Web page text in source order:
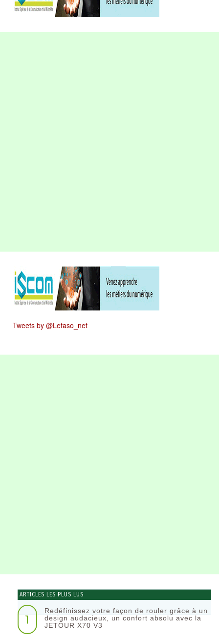
Tweets by @Lefaso_net
ARTICLES LES PLUS LUS
1
Redéfinissez votre façon de rouler grâce à un
design audacieux, un confort absolu avec la
JETOUR X70 V3